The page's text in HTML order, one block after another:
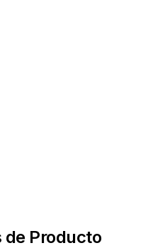
de Producto